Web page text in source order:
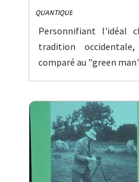
QUANTIQUE
Personnifiant l'idéal
tradition
comparé au "green